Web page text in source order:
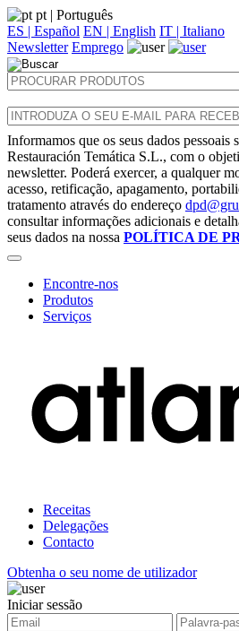
pt | Português
ES | Español EN | English IT | Italiano
Newsletter Emprego
Informamos que os seus dados pessoais
Restauración Temática S.L., com o
newsletter. Poderá exercer, a qualquer
acesso, retificação, apagamento,
tratamento através do endereço
consultar informações adicionais e
seus dados na nossa POLÍTICA DE
Encontre-nos
Produtos
Serviços
Receitas
Delegações
Contacto
Obtenha o seu nome de utilizador
Iniciar sessão